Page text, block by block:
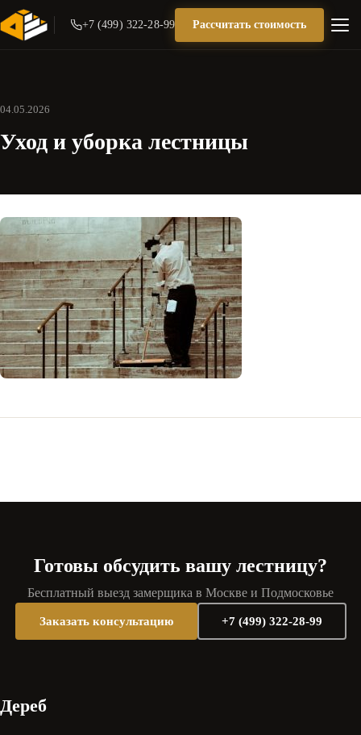
+7 (499) 322-28-99 Рассчитать стоимость
04.05.2026
Уход и уборка лестницы
Готовы обсудить вашу лестницу?
Бесплатный выезд замерщика в Москве и Подмосковье
Заказать консультацию +7 (499) 322-28-99
Дереб